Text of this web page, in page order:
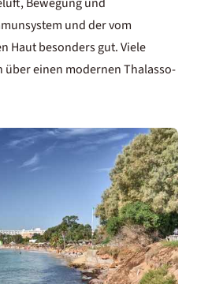
und der vom
Haut besonders gut. Viele
über einen modernen Thalasso-